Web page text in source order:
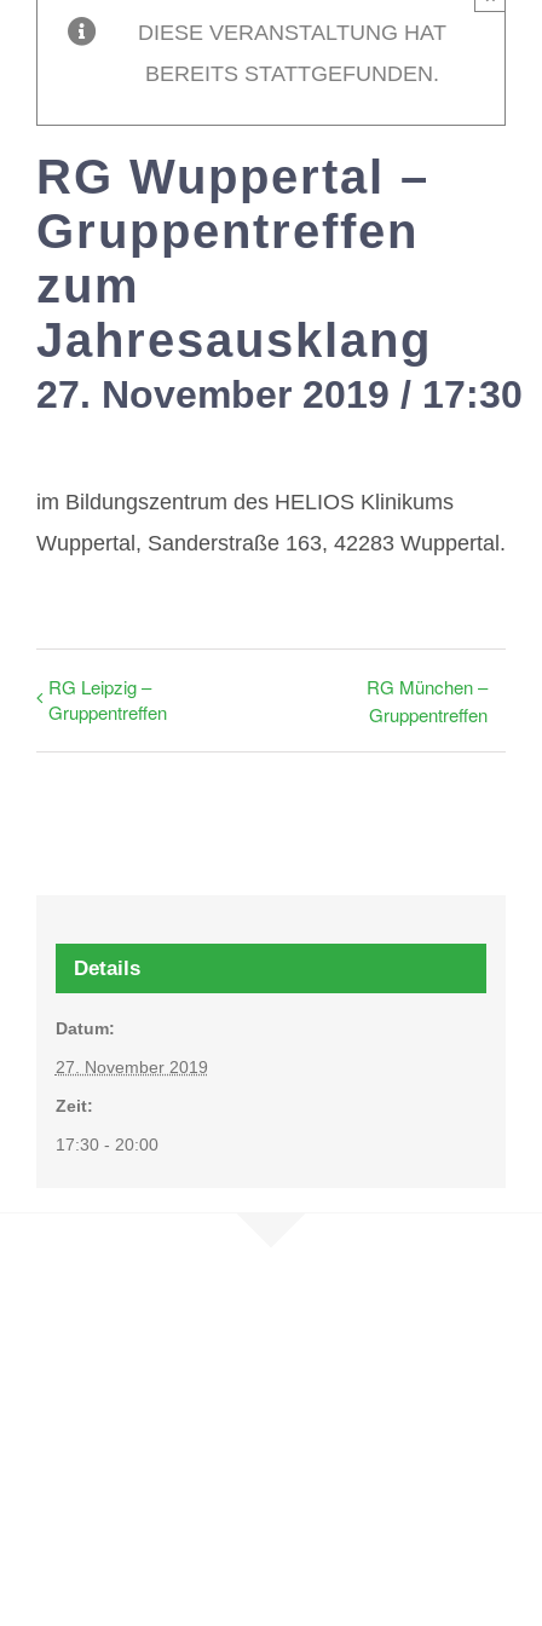
Mitglieder /
DIESE VERANSTALTUNG HAT
BEREITS STATTGEFUNDEN.
RG Wuppertal –
Gruppentreffen
zum
Jahresausklang
27. November 2019 / 17:30
im Bildungszentrum des HELIOS Klinikums
Wuppertal, Sanderstraße 163, 42283 Wuppertal.
RG Leipzig –
Gruppentreffen
RG München –
Gruppentreffen
Details
Datum:
27. November 2019
Zeit:
17:30 - 20:00